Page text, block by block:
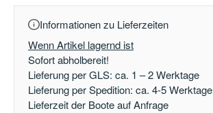
Informationen zu Lieferzeiten
Wenn Artikel lagernd ist
Sofort abholbereit!
Lieferung per GLS: ca. 1 – 2 Werktage
Lieferung per Spedition: ca. 4-5 Werktage
Lieferzeit der Boote auf Anfrage